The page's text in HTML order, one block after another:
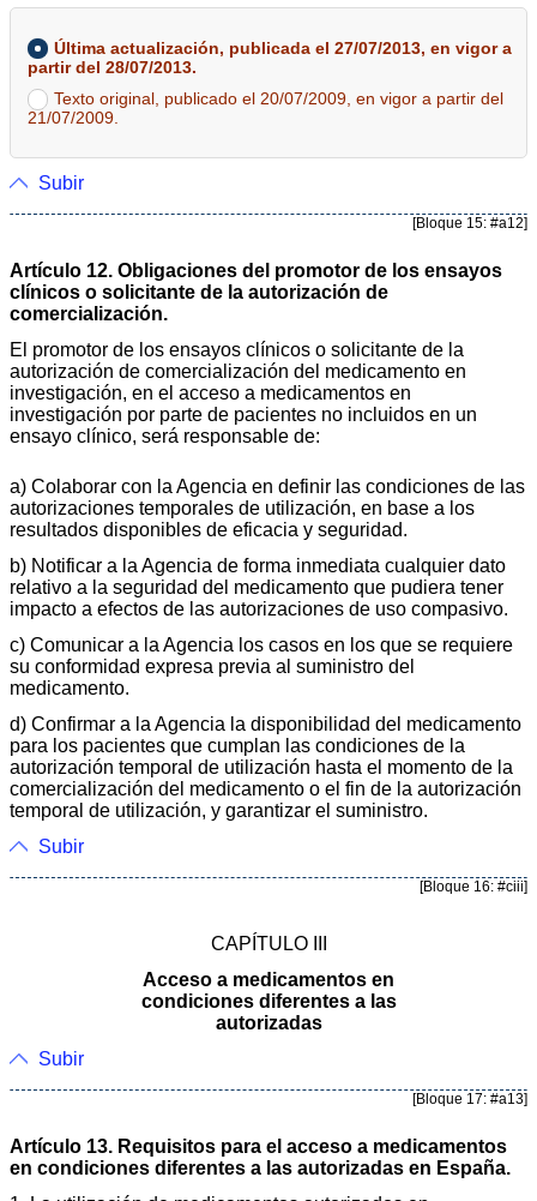
Última actualización, publicada el 27/07/2013, en vigor a
partir del 28/07/2013.
Texto original, publicado el 20/07/2009, en vigor a partir del
21/07/2009.
Subir
[Bloque 15: #a12]
Artículo 12. Obligaciones del promotor de los ensayos
clínicos o solicitante de la autorización de
comercialización.
El promotor de los ensayos clínicos o solicitante de la
autorización de comercialización del medicamento en
investigación, en el acceso a medicamentos en
investigación por parte de pacientes no incluidos en un
ensayo clínico, será responsable de:
a) Colaborar con la Agencia en definir las condiciones de las
autorizaciones temporales de utilización, en base a los
resultados disponibles de eficacia y seguridad.
b) Notificar a la Agencia de forma inmediata cualquier dato
relativo a la seguridad del medicamento que pudiera tener
impacto a efectos de las autorizaciones de uso compasivo.
c) Comunicar a la Agencia los casos en los que se requiere
su conformidad expresa previa al suministro del
medicamento.
d) Confirmar a la Agencia la disponibilidad del medicamento
para los pacientes que cumplan las condiciones de la
autorización temporal de utilización hasta el momento de la
comercialización del medicamento o el fin de la autorización
temporal de utilización, y garantizar el suministro.
Subir
[Bloque 16: #ciii]
CAPÍTULO III
Acceso a medicamentos en
condiciones diferentes a las
autorizadas
Subir
[Bloque 17: #a13]
Artículo 13. Requisitos para el acceso a medicamentos
en condiciones diferentes a las autorizadas en España.